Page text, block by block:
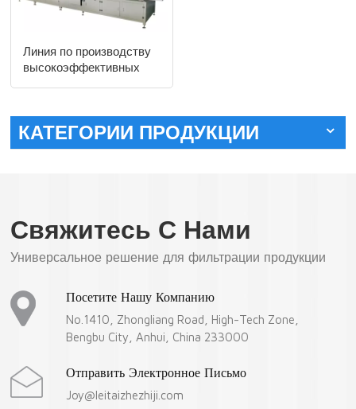
Линия по производству
высокоэффективных
размера для сгибания и
склеивания.
КАТЕГОРИИ ПРОДУКЦИИ
Свяжитесь С Нами
Универсальное решение для фильтрации продукции
Посетите Нашу Компанию
No.1410, Zhongliang Road, High-Tech Zone,
Bengbu City, Anhui, China 233000
Отправить Электронное Письмо
Joy@leitaizhezhiji.com